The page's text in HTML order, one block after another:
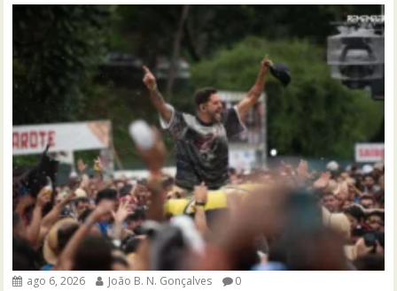
ago 6, 2026 João B. N. Gonçalves 0